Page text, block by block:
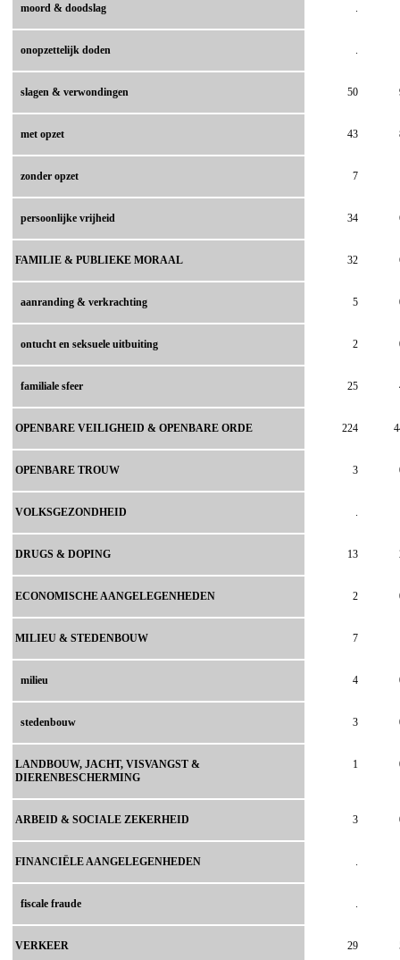
moord & doodslag
onopzettelijk doden
slagen & verwondingen 50
met opzet 43
zonder opzet 7
persoonlijke vrijheid 34
FAMILIE & PUBLIEKE MORAAL 32
aanranding & verkrachting 5
ontucht en seksuele uitbuiting 2
familiale sfeer 25
OPENBARE VEILIGHEID & OPENBARE ORDE 224
OPENBARE TROUW 3
VOLKSGEZONDHEID
DRUGS & DOPING 13
ECONOMISCHE AANGELEGENHEDEN 2
MILIEU & STEDENBOUW 7
milieu 4
stedenbouw 3
LANDBOUW, JACHT, VISVANGST &
DIERENBESCHERMING
1
ARBEID & SOCIALE ZEKERHEID 3
FINANCIËLE AANGELEGENHEDEN
fiscale fraude
VERKEER 29